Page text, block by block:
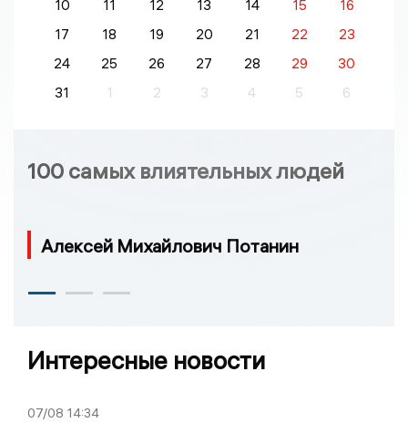
10
11 12 13 14 15
16
17
18 19 20 21 22
23
24
25 26 27 28 29
30
31
1 2 3 4 5 6
100 самых влиятельных людей
Алексей Михайлович Потанин
Интересные новости
07/08 14:34